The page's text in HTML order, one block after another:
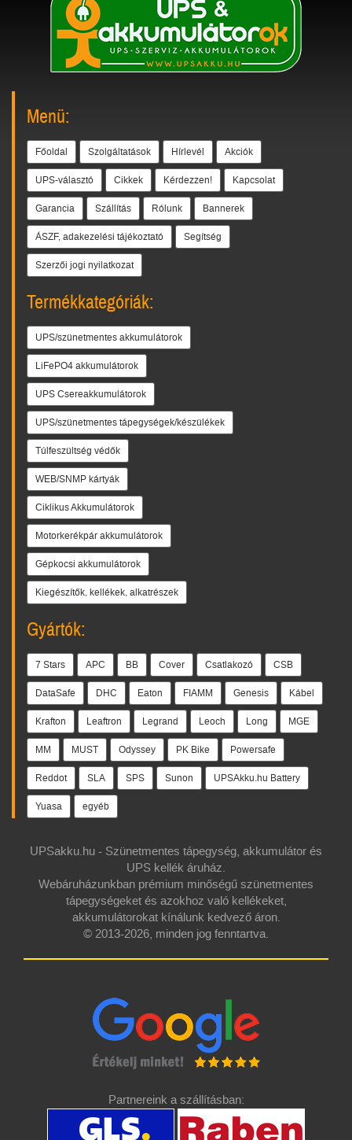
Menü:
Főoldal Szolgáltatások Hírlevél Akciók
UPS-választó Cikkek Kérdezzen! Kapcsolat
Garancia Szállítás Rólunk Bannerek
ÁSZF, adakezelési tájékoztató Segítség
Szerzői jogi nyilatkozat
Termékkategóriák:
UPS/szünetmentes akkumulátorok
LiFePO4 akkumulátorok
UPS Csereakkumulátorok
UPS/szünetmentes tápegységek/készülékek
Túlfeszültség védők
WEB/SNMP kártyák
Ciklikus Akkumulátorok
Motorkerékpár akkumulátorok
Gépkocsi akkumulátorok
Kiegészítők, kellékek, alkatrészek
Gyártók:
7 Stars APC BB Cover Csatlakozó CSB
DataSafe DHC Eaton FIAMM Genesis Kábel
Krafton Leaftron Legrand Leoch Long MGE
MM MUST Odyssey PK Bike Powersafe
Reddot SLA SPS Sunon UPSAkku.hu Battery
Yuasa egyéb
UPSakku.hu - Szünetmentes tápegység, akkumulátor és
UPS kellék áruház.
Webáruházunkban prémium minőségű szünetmentes
tápegységeket és azokhoz való kellékeket,
akkumulátorokat kínálunk kedvező áron.
© 2013-2026, minden jog fenntartva.
Partnereink a szállításban: